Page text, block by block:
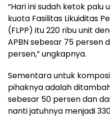
“Hari ini sudah ketok palu
kuota Fasilitas Likuiditas
(FLPP) itu 220 ribu unit
APBN sebesar 75 persen
persen,” ungkapnya.
Sementara untuk
pihaknya adalah
sebesar 50 persen dan
nanti jatuhnya menjadi